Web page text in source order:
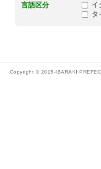
言語区分
イ
タ
Copyright © 2015-IBARAKI